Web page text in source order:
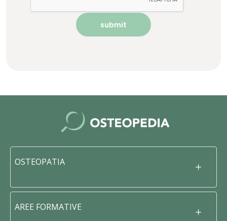
OSTEOPATIA
AREE FORMATIVE